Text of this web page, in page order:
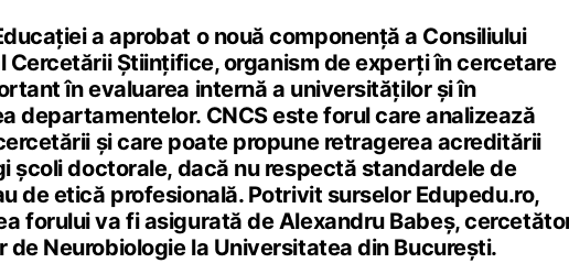
a aprobat o nouă componență a Consiliului
Cercetării Științifice, organism de experți în cercetare
în evaluarea internă a universităților și în
departamentelor. CNCS este forul care analizează
și care poate propune retragerea acreditării
școli doctorale, dacă nu respectă standardele de
de etică profesională. Potrivit surselor Edupedu.ro,
forului va fi asigurată de Alexandru Babeș,
de Neurobiologie la Universitatea din București.